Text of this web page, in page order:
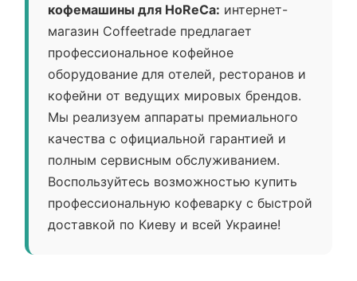
кофемашины для HoReCa: интернет-
магазин Coffeetrade предлагает
профессиональное кофейное
оборудование для отелей, ресторанов и
кофейни от ведущих мировых брендов.
Мы реализуем аппараты премиального
качества с официальной гарантией и
полным сервисным обслуживанием.
Воспользуйтесь возможностью купить
профессиональную кофеварку с быстрой
доставкой по Киеву и всей Украине!